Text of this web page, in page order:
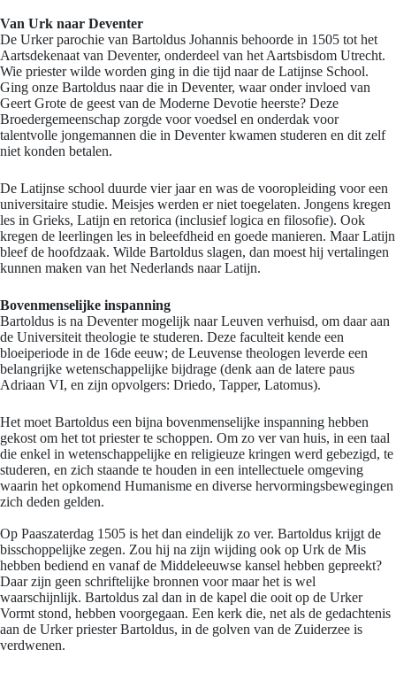
Van Urk naar Deventer
De Urker parochie van Bartoldus Johannis behoorde in 1505 tot het
Aartsdekenaat van Deventer, onderdeel van het Aartsbisdom Utrecht.
Wie priester wilde worden ging in die tijd naar de Latijnse School.
Ging onze Bartoldus naar die in Deventer, waar onder invloed van
Geert Grote de geest van de Moderne Devotie heerste? Deze
Broedergemeenschap zorgde voor voedsel en onderdak voor
talentvolle jongemannen die in Deventer kwamen studeren en dit zelf
niet konden betalen.
De Latijnse school duurde vier jaar en was de vooropleiding voor een
universitaire studie. Meisjes werden er niet toegelaten. Jongens kregen
les in Grieks, Latijn en retorica (inclusief logica en filosofie). Ook
kregen de leerlingen les in beleefdheid en goede manieren. Maar Latijn
bleef de hoofdzaak. Wilde Bartoldus slagen, dan moest hij vertalingen
kunnen maken van het Nederlands naar Latijn.
Bovenmenselijke inspanning
Bartoldus is na Deventer mogelijk naar Leuven verhuisd, om daar aan
de Universiteit theologie te studeren. Deze faculteit kende een
bloeiperiode in de 16de eeuw; de Leuvense theologen leverde een
belangrijke wetenschappelijke bijdrage (denk aan de latere paus
Adriaan VI, en zijn opvolgers: Driedo, Tapper, Latomus).
Het moet Bartoldus een bijna bovenmenselijke inspanning hebben
gekost om het tot priester te schoppen. Om zo ver van huis, in een taal
die enkel in wetenschappelijke en religieuze kringen werd gebezigd, te
studeren, en zich staande te houden in een intellectuele omgeving
waarin het opkomend Humanisme en diverse hervormingsbewegingen
zich deden gelden.
Op Paaszaterdag 1505 is het dan eindelijk zo ver. Bartoldus krijgt de
bisschoppelijke zegen. Zou hij na zijn wijding ook op Urk de Mis
hebben bediend en vanaf de Middeleeuwse kansel hebben gepreekt?
Daar zijn geen schriftelijke bronnen voor maar het is wel
waarschijnlijk. Bartoldus zal dan in de kapel die ooit op de Urker
Vormt stond, hebben voorgegaan. Een kerk die, net als de gedachtenis
aan de Urker priester Bartoldus, in de golven van de Zuiderzee is
verdwenen.